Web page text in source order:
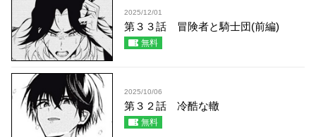
2025/12/01
第３３話 冒険者と騎士団(前編)
無料
2025/10/06
第３２話 冷酷な轍
無料